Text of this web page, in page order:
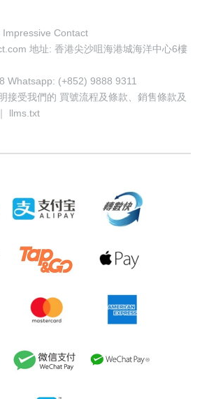
Contact
地址: 香港尖沙咀海港城海洋中心6樓
Whatsapp: (+852) 9888 9311
接受我們的 買號流程及條款
銷售條款及
llms.txt